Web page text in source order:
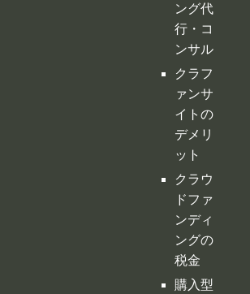
ング代
行・コ
ンサル
クラフ
ァンサ
イトの
デメリ
ット
クラウ
ドファ
ンディ
ングの
税金
購入型